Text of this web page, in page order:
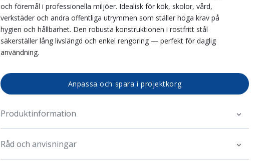
och föremål i professionella miljöer. Idealisk för kök, skolor, vård,
verkstäder och andra offentliga utrymmen som ställer höga krav på
hygien och hållbarhet. Den robusta konstruktionen i rostfritt stål
säkerställer lång livslängd och enkel rengöring — perfekt för daglig
användning.
Anpassa och spara i projektkorg
Produktinformation
Råd och anvisningar